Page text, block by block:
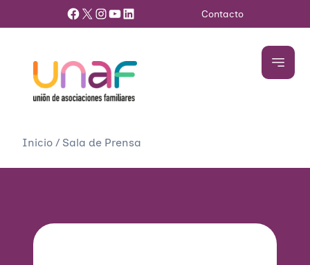
Facebook X InstagramYouTube LinkedIn Contacto
Inicio / Sala de Prensa